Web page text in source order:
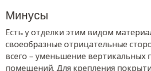
Минусы
Есть у отделки этим видом
своеобразные отрицательные
всего – уменьшение вертикальных
помещений. Для крепления